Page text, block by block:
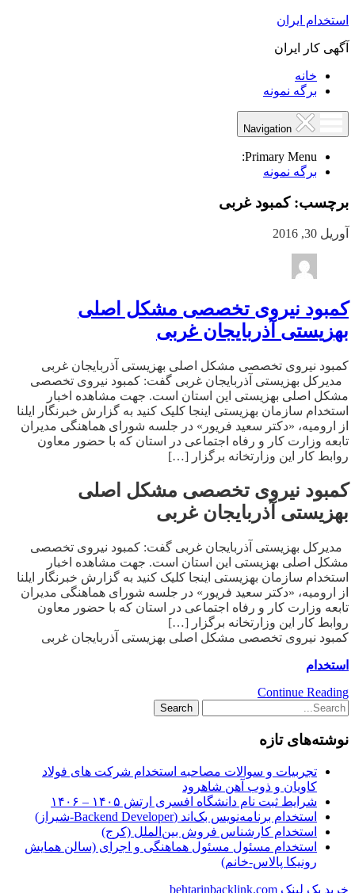
استخدام ایران
آگهی کار ایران
خانه
برگه نمونه
Primary Menu:
برگه نمونه
برچسب:کمبود غربی
آوریل 30, 2016
کمبود نیروی تخصصی مشکل اصلی
بهزیستی آذربایجان غربی
کمبود نیروی تخصصی مشکل اصلی بهزیستی آذربایجان غربی
مدیرکل بهزیستی آذربایجان غربی گفت: کمبود نیروی تخصصی
مشکل اصلی بهزیستی این استان است. جهت مشاهده اخبار
استخدام سازمان بهزیستی اینجا کلیک کنید به گزارش خبرنگار ایلنا
از ارومیه، «دکتر سعید فریور» در جلسه شورای هماهنگی مدیران
تابعه وزارت کار و رفاه اجتماعی در استان که با حضور معاون
روابط کار این وزارتخانه برگزار […]
کمبود نیروی تخصصی مشکل اصلی
بهزیستی آذربایجان غربی
مدیرکل بهزیستی آذربایجان غربی گفت: کمبود نیروی تخصصی
مشکل اصلی بهزیستی این استان است. جهت مشاهده اخبار
استخدام سازمان بهزیستی اینجا کلیک کنید به گزارش خبرنگار ایلنا
از ارومیه، «دکتر سعید فریور» در جلسه شورای هماهنگی مدیران
تابعه وزارت کار و رفاه اجتماعی در استان که با حضور معاون
روابط کار این وزارتخانه برگزار […]
کمبود نیروی تخصصی مشکل اصلی بهزیستی آذربایجان غربی
استخدام
Continue Reading
نوشته‌های تازه
تجربیات و سوالات مصاحبه استخدام شرکت های فولاد
کاویان و ذوب آهن شاهرود
شرایط ثبت نام دانشگاه افسری ارتش ۱۴۰۵ – ۱۴۰۶
استخدام برنامه‌نویس بک‌اند (Backend Developer-شیراز)
استخدام کارشناس فروش بین‌الملل (کرج)
استخدام مسئول مسئول هماهنگی و اجرای (سالن همایش
رونیکا پالاس-خانم)
خرید بک لینک behtarinbacklink.com